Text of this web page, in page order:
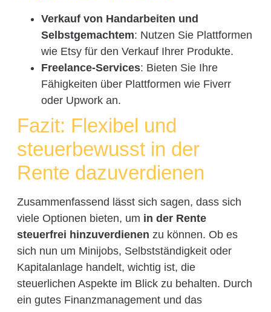
Verkauf von Handarbeiten und
Selbstgemachtem: Nutzen Sie Plattformen
wie Etsy für den Verkauf Ihrer Produkte.
Freelance-Services: Bieten Sie Ihre
Fähigkeiten über Plattformen wie Fiverr
oder Upwork an.
Fazit: Flexibel und
steuerbewusst in der
Rente dazuverdienen
Zusammenfassend lässt sich sagen, dass sich
viele Optionen bieten, um in der Rente
steuerfrei hinzuverdienen zu können. Ob es
sich nun um Minijobs, Selbstständigkeit oder
Kapitalanlage handelt, wichtig ist, die
steuerlichen Aspekte im Blick zu behalten. Durch
ein gutes Finanzmanagement und das